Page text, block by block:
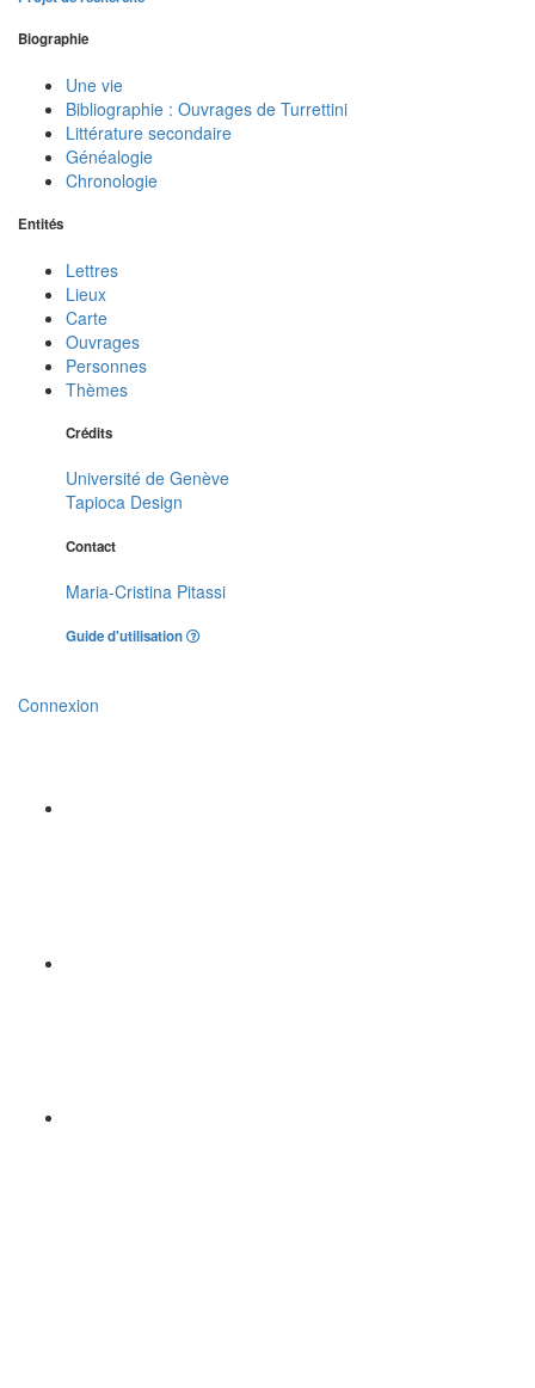
Biographie
Une vie
Bibliographie : Ouvrages de Turrettini
Littérature secondaire
Généalogie
Chronologie
Entités
Lettres
Lieux
Carte
Ouvrages
Personnes
Thèmes
Crédits
Université de Genève
Tapioca Design
Contact
Maria-Cristina Pitassi
Guide d'utilisation
Connexion